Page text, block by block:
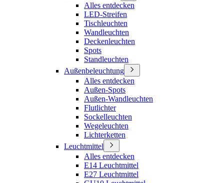
Alles entdecken
LED-Streifen
Tischleuchten
Wandleuchten
Deckenleuchten
Spots
Standleuchten
Außenbeleuchtung
Alles entdecken
Außen-Spots
Außen-Wandleuchten
Flutlichter
Sockelleuchten
Wegeleuchten
Lichterketten
Leuchtmittel
Alles entdecken
E14 Leuchtmittel
E27 Leuchtmittel